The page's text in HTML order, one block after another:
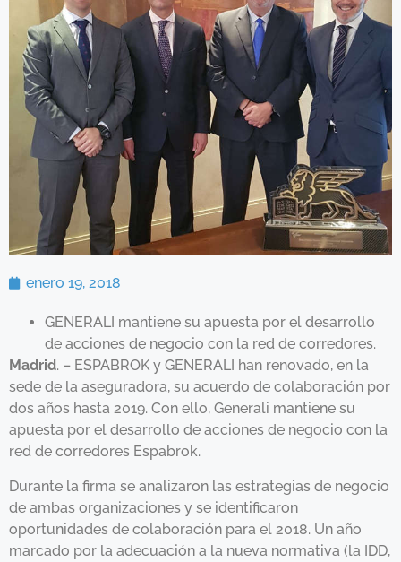
enero 19, 2018
GENERALI mantiene su apuesta por el desarrollo
de acciones de negocio con la red de corredores.
Madrid. – ESPABROK y GENERALI han renovado, en la
sede de la aseguradora, su acuerdo de colaboración por
dos años hasta 2019. Con ello, Generali mantiene su
apuesta por el desarrollo de acciones de negocio con la
red de corredores Espabrok.
Durante la firma se analizaron las estrategias de negocio
de ambas organizaciones y se identificaron
oportunidades de colaboración para el 2018. Un año
marcado por la adecuación a la nueva normativa (la IDD,